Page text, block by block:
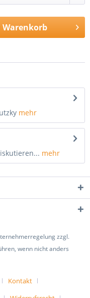
Warenkorb
mehr
mehr
zzgl.
wenn nicht anders
Kontakt